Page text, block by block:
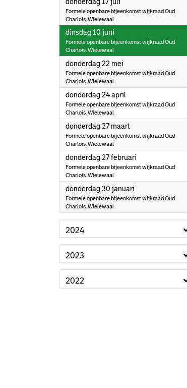
Formele openbare bijeenkomst wijkraad Oud
Charlois, Wielewaal
dinsdag 10 juni
Formele openbare bijeenkomst wijkraad Oud
Charlois, Wielewaal
donderdag 22 mei
Formele openbare bijeenkomst wijkraad Oud
Charlois, Wielewaal
donderdag 24 april
Formele openbare bijeenkomst wijkraad Oud
Charlois, Wielewaal
donderdag 27 maart2025
Formele openbare bijeenkomst wijkraad Oud
Charlois, Wielewaal
donderdag 27 februari
Formele openbare bijeenkomst wijkraad Oud
Charlois, Wielewaal
donderdag 30 januari
Formele openbare bijeenkomst wijkraad Oud
Charlois, Wielewaal
2024
2023
2022